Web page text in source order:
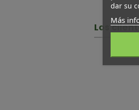
Los
dar su
Más